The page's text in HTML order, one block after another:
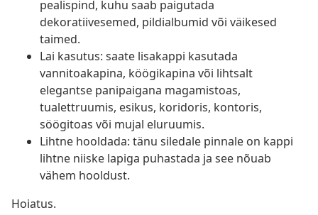
pealispind, kuhu saab paigutada
dekoratiivesemed, pildialbumid või väikesed
taimed.
Lai kasutus: saate lisakappi kasutada
vannitoakapina, köögikapina või lihtsalt
elegantse panipaigana magamistoas,
tualettruumis, esikus, koridoris, kontoris,
söögitoas või mujal eluruumis.
Lihtne hooldada: tänu siledale pinnale on kappi
lihtne niiske lapiga puhastada ja see nõuab
vähem hooldust.
Hoiatus.